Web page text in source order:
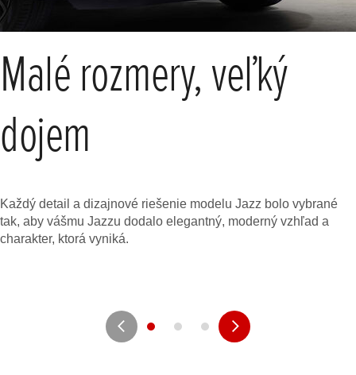
Malé rozmery, veľký
dojem
Každý detail a dizajnové riešenie modelu Jazz bolo vybrané
tak, aby vášmu Jazzu dodalo elegantný, moderný vzhľad a
charakter, ktorá vyniká.